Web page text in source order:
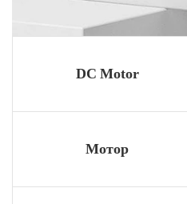
DC Motor
Мотор